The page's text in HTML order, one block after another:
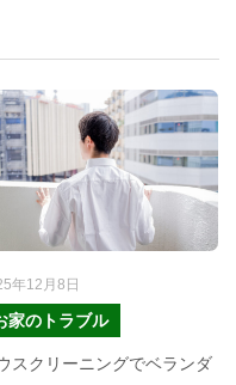
年12月8日
家のトラブル
スクリーニングでベランダ